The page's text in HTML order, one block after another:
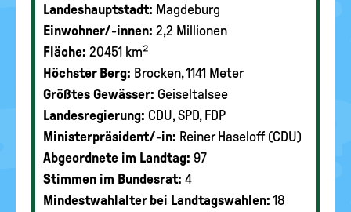
Landeshauptstadt: Magdeburg
Einwohner/-innen: 2,2 Millionen
Fläche: 20451 km²
Höchster Berg: Brocken, 1141 Meter
Größtes Gewässer: Geiseltalsee
Landesregierung: CDU, SPD, FDP
Ministerpräsident/-in: Reiner Haseloff (CDU)
Abgeordnete im Landtag: 97
Stimmen im Bundesrat: 4
Mindestwahlalter bei Landtagswahlen: 18